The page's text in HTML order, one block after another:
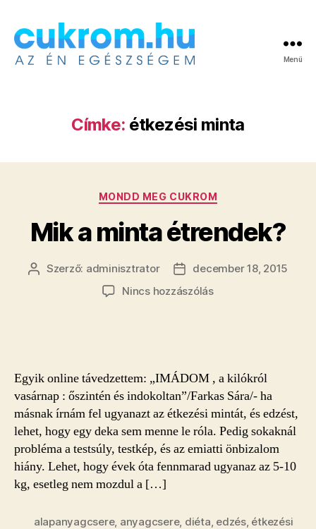
Menü
Címke: étkezési minta
Kategóriák
MONDD MEG CUKROM
Mik a minta étrendek?
Bejegyzés
Szerző: adminisztrator
Bejegyzés
dátuma
december 18, 2015
Nincs hozzászólása(z)
Egyik online távedzettem: „IMÁDOM , a kilókról
vasárnap : őszintén és indokoltan”/Farkas Sára/- ha
másnak írnám fel ugyanazt az étkezési mintát, és edzést,
lehet, hogy egy deka sem menne le róla. Pedig sokaknál
probléma a testsúly, testkép, és az emiatti önbizalom
hiány. Lehet, hogy évek óta fennmarad ugyanaz az 5-10
kg, esetleg nem mozdul a […]
alapanyagcsere, anyagcsere, diéta edzés, étkezési